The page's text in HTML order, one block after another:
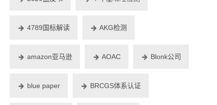
4789国标解读 AKG检测
amazon亚马逊 AOAC Blonk公司
blue paper BRCGS体系认证